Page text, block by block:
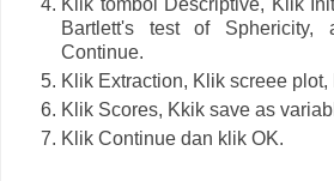
Bartlett's test of
Continue.
Klik Extraction, Klik screee
Klik Scores, Kkik save as
Klik Continue dan klik OK.